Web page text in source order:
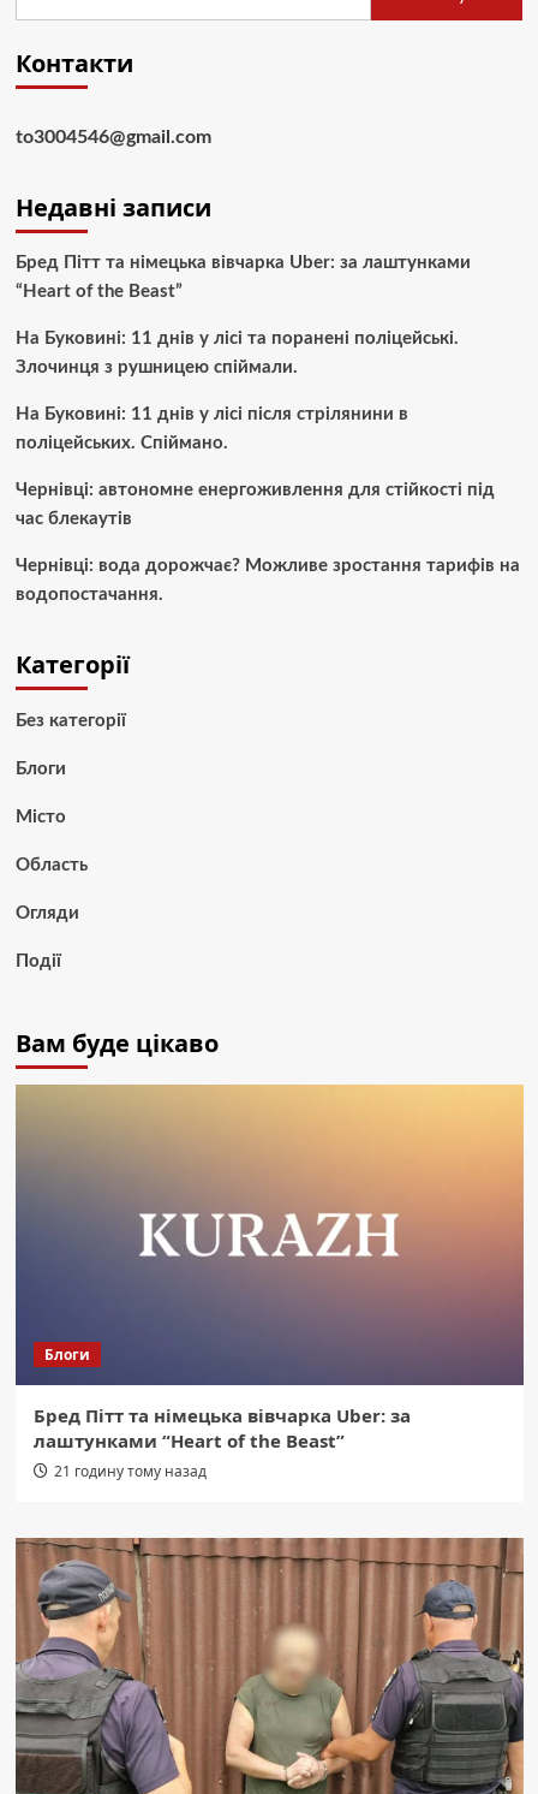
Контакти
to3004546@gmail.com
Недавні записи
Бред Пітт та німецька вівчарка Uber: за лаштунками
“Heart of the Beast”
На Буковині: 11 днів у лісі та поранені поліцейські.
Злочинця з рушницею спіймали.
На Буковині: 11 днів у лісі після стрілянини в
поліцейських. Спіймано.
Чернівці: автономне енергоживлення для стійкості під
час блекаутів
Чернівці: вода дорожчає? Можливе зростання тарифів на
водопостачання.
Категорії
Без категорії
Блоги
Місто
Область
Огляди
Події
Вам буде цікаво
Блоги
Бред Пітт та німецька вівчарка Uber: за
лаштунками “Heart of the Beast”
21 годину тому назад